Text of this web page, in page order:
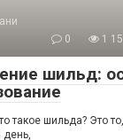
0
1
шильд:
такое шильда? Это
день,